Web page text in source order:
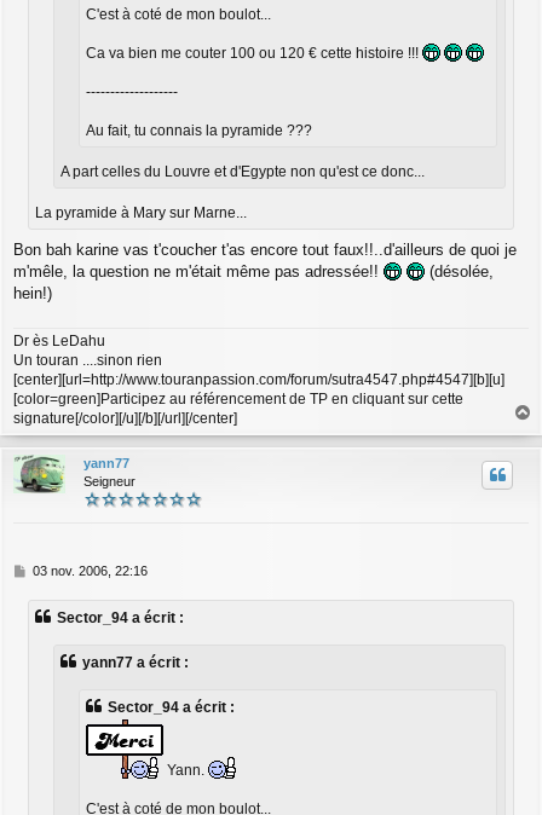
C'est à coté de mon boulot...
Ca va bien me couter 100 ou 120 € cette histoire !!!
-------------------
Au fait, tu connais la pyramide ???
A part celles du Louvre et d'Egypte non qu'est ce donc...
La pyramide à Mary sur Marne...
Bon bah karine vas t'coucher t'as encore tout faux!!..d'ailleurs de quoi je
m'mêle, la question ne m'était même pas adressée!!
(désolée,
hein!)
Dr ès LeDahu
Un touran ....sinon rien
[center][url=http://www.touranpassion.com/forum/sutra4547.php#4547][b][u]
[color=green]Participez au référencement de TP en cliquant sur cette
signature[/color][/u][/b][/url][/center]
a
u
yann77
Seigneur
M
s
03 nov. 2006, 22:16
Sector_94 a écrit :
yann77 a écrit :
Sector_94 a écrit :
Yann.
C'est à coté de mon boulot...